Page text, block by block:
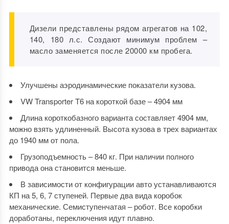
Дизели представлены рядом агрегатов на 102,
140, 180 л.с. Создают минимум проблем –
масло заменяется после 20000 км пробега.
Улучшены аэродинамические показатели кузова.
VW Transporter T6 на короткой базе – 4904 мм
Длина короткобазного варианта составляет 4904 мм,
можно взять удлиненный. Высота кузова в трех вариантах
до 1940 мм от пола.
Грузоподъемность – 840 кг. При наличии полного
привода она становится меньше.
В зависимости от конфигурации авто устанавливаются
КП на 5, 6, 7 ступеней. Первые два вида коробок
механические. Семиступенчатая – робот. Все коробки
доработаны, переключения идут плавно.